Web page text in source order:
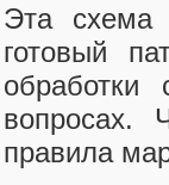
Эта
готовый
вопросах.
правила